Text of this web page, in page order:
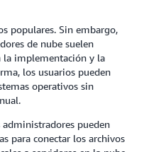
populares. Sin embargo,
de nube suelen
implementación y la
los usuarios pueden
operativos sin
pueden
para conectar los archivos